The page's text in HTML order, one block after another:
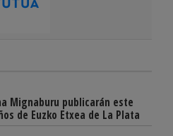
Mignaburu publicarán este
de Euzko Etxea de La Plata